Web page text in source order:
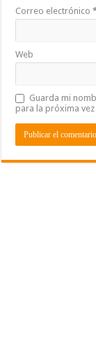
Correo electrónico
Web
Guarda mi
para la próxima